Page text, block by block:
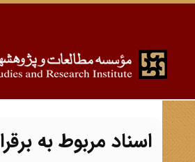
اسناد مربوط به